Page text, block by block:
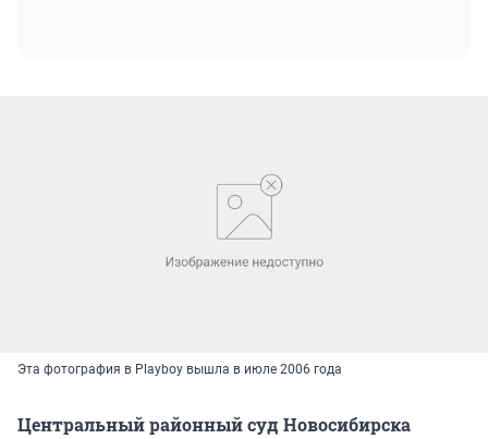
Эта фотография в Playboy вышла в июле 2006 года
Центральный районный суд Новосибирска